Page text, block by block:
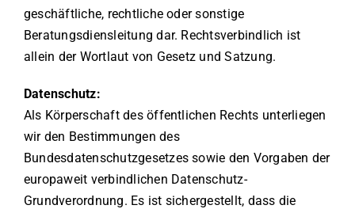
geschäftliche, rechtliche oder sonstige
Beratungsdiensleitung dar. Rechtsverbindlich ist
allein der Wortlaut von Gesetz und Satzung.
Datenschutz:
Als Körperschaft des öffentlichen Rechts unterliegen
wir den Bestimmungen des
Bundesdatenschutzgesetzes sowie den Vorgaben der
europaweit verbindlichen Datenschutz-
Grundverordnung. Es ist sichergestellt, dass die